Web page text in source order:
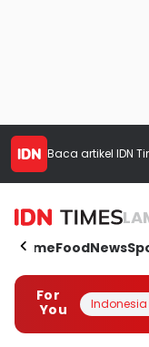
Baca artikel IDN
HomeFoodNews
For
You